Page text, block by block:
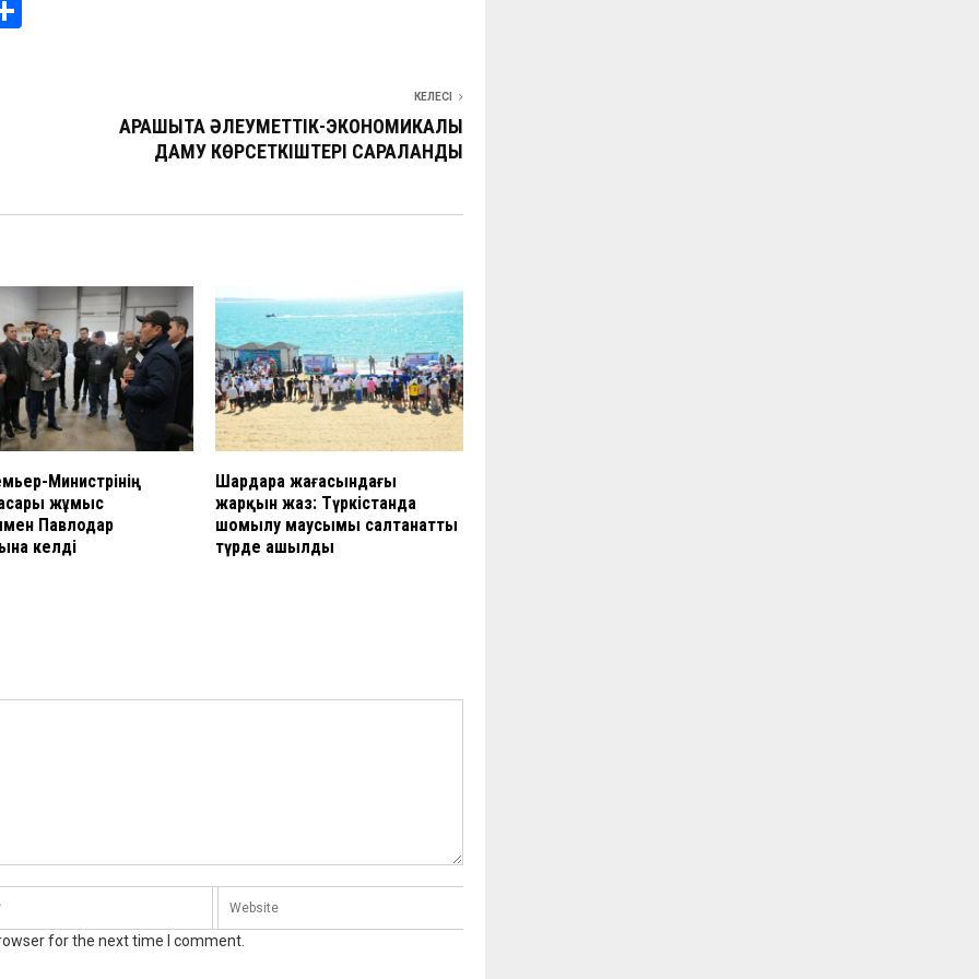
и
КЕЛЕСІ
ҚАРАШЫҚТА ӘЛЕУМЕТТІК-ЭКОНОМИКАЛЫҚ
ДАМУ КӨРСЕТКІШТЕРІ САРАЛАНДЫ
Министрінің
жұмыс
Павлодар
келді
Шардара жағасындағы
жарқын жаз: Түркістанда
шомылу маусымы салтанатты
түрде ашылды
for the next time I comment.